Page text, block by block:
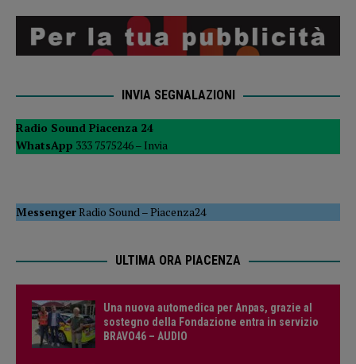
INVIA SEGNALAZIONI
Radio Sound Piacenza 24
WhatsApp 333 7575246 – Invia
MessengerRadio Sound–Piacenza24
ULTIMA ORA PIACENZA
Una nuova automedica per Anpas, grazie al
sostegno della Fondazione entra in servizio
BRAVO46 – AUDIO